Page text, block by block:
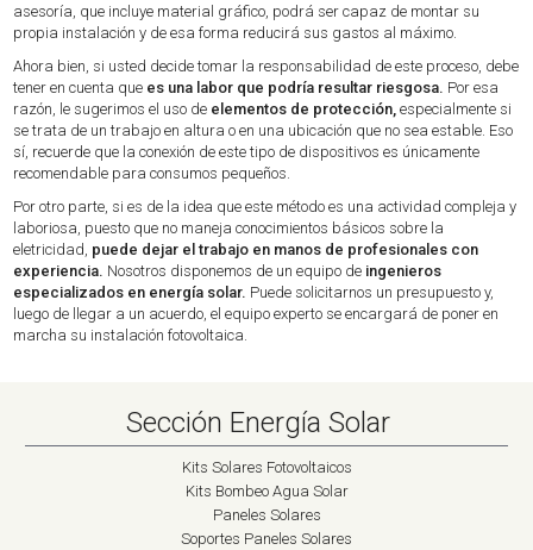
asesoría, que incluye material gráfico, podrá ser capaz de montar su
propia instalación y de esa forma reducirá sus gastos al máximo.
Ahora bien, si usted decide tomar la responsabilidad de este proceso, debe
tener en cuenta que es una labor que podría resultar riesgosa. Por esa
razón, le sugerimos el uso de elementos de protección, especialmente si
se trata de un trabajo en altura o en una ubicación que no sea estable. Eso
sí, recuerde que la conexión de este tipo de dispositivos es únicamente
recomendable para consumos pequeños.
Por otro parte, si es de la idea que este método es una actividad compleja y
laboriosa, puesto que no maneja conocimientos básicos sobre la
eletricidad, puede dejar el trabajo en manos de profesionales con
experiencia. Nosotros disponemos de un equipo de ingenieros
especializados en energía solar. Puede solicitarnos un presupuesto y,
luego de llegar a un acuerdo, el equipo experto se encargará de poner en
marcha su instalación fotovoltaica.
Sección Energía Solar
Kits Solares Fotovoltaicos
Kits Bombeo Agua Solar
Paneles Solares
Soportes Paneles Solares